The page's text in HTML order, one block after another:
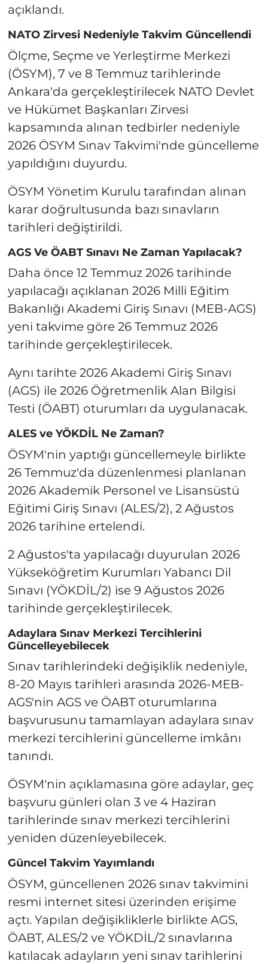
açıklandı.
NATO Zirvesi Nedeniyle Takvim Güncellendi
Ölçme, Seçme ve Yerleştirme Merkezi
(ÖSYM), 7 ve 8 Temmuz tarihlerinde
Ankara'da gerçekleştirilecek NATO Devlet
ve Hükümet Başkanları Zirvesi
kapsamında alınan tedbirler nedeniyle
2026 ÖSYM Sınav Takvimi'nde güncelleme
yapıldığını duyurdu.
ÖSYM Yönetim Kurulu tarafından alınan
karar doğrultusunda bazı sınavların
tarihleri değiştirildi.
AGS Ve ÖABT Sınavı Ne Zaman Yapılacak?
Daha önce 12 Temmuz 2026 tarihinde
yapılacağı açıklanan 2026 Milli Eğitim
Bakanlığı Akademi Giriş Sınavı (MEB-AGS)
yeni takvime göre 26 Temmuz 2026
tarihinde gerçekleştirilecek.
Aynı tarihte 2026 Akademi Giriş Sınavı
(AGS) ile 2026 Öğretmenlik Alan Bilgisi
Testi (ÖABT) oturumları da uygulanacak.
ALES ve YÖKDİL Ne Zaman?
ÖSYM'nin yaptığı güncellemeyle birlikte
26 Temmuz'da düzenlenmesi planlanan
2026 Akademik Personel ve Lisansüstü
Eğitimi Giriş Sınavı (ALES/2), 2 Ağustos
2026 tarihine ertelendi.
2 Ağustos'ta yapılacağı duyurulan 2026
Yükseköğretim Kurumları Yabancı Dil
Sınavı (YÖKDİL/2) ise 9 Ağustos 2026
tarihinde gerçekleştirilecek.
Adaylara Sınav Merkezi Tercihlerini
Güncelleyebilecek
Sınav tarihlerindeki değişiklik nedeniyle,
8-20 Mayıs tarihleri arasında 2026-MEB-
AGS'nin AGS ve ÖABT oturumlarına
başvurusunu tamamlayan adaylara sınav
merkezi tercihlerini güncelleme imkânı
tanındı.
ÖSYM'nin açıklamasına göre adaylar, geç
başvuru günleri olan 3 ve 4 Haziran
tarihlerinde sınav merkezi tercihlerini
yeniden düzenleyebilecek.
Güncel Takvim Yayımlandı
ÖSYM, güncellenen 2026 sınav takvimini
resmi internet sitesi üzerinden erişime
açtı. Yapılan değişikliklerle birlikte AGS,
ÖABT, ALES/2 ve YÖKDİL/2 sınavlarına
katılacak adayların yeni sınav tarihlerini